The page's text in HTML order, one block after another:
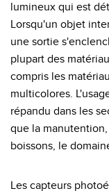
lumineux qui est
Lorsqu'un objet
une sortie
plupart des
compris les
multicolores.
répandu dans les
que la
boissons, le
Les capteurs